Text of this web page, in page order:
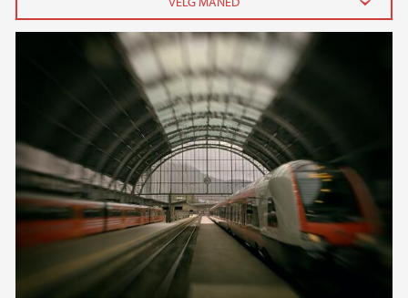
2026
juni (1)
april (2)
mars (2)
februar (1)
januar (2)
2025
2024